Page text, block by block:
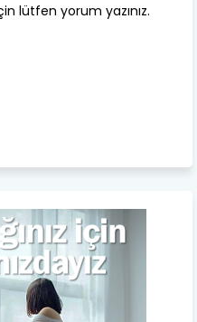
lütfen yorum yazınız.